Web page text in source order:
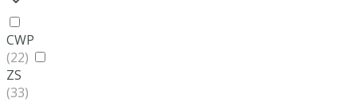
CWP
(22)
ZS
(33)